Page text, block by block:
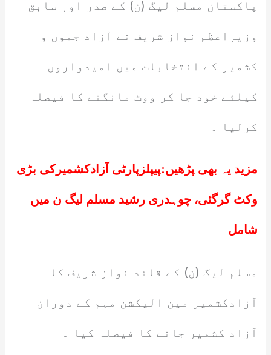
پاکستان مسلم لیگ (ن) کے صدر اور سابق
وزیراعظم نواز شریف نے آزاد جموں و
کشمیر کے انتخابات میں امیدواروں
کیلئے خود جا کر ووٹ مانگنے کا فیصلہ
کرلیا ۔
مزید یہ بھی پڑھیں:پیپلزپارٹی آزادکشمیرکی بڑی
وکٹ گرگئی، چوہدری رشید مسلم لیگ ن میں
شامل
مسلم لیگ (ن) کے قائد نواز شریف کا
آزادکشمیر مین الیکشن مہم کے دوران
آزاد کشمیر جانے کا فیصلہ کیا ۔